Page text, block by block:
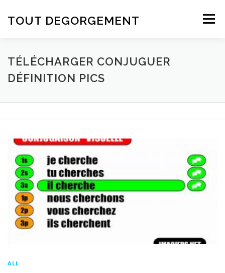
TOUT DEGORGEMENT Menu
TÉLÉCHARGER CONJUGUER
DÉFINITION PICS
ALL